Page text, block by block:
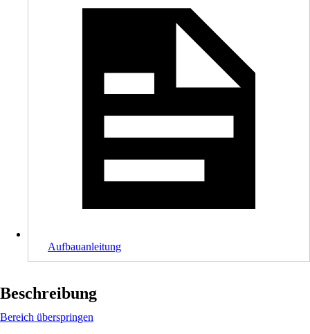
Aufbauanleitung
Beschreibung
Bereich überspringen